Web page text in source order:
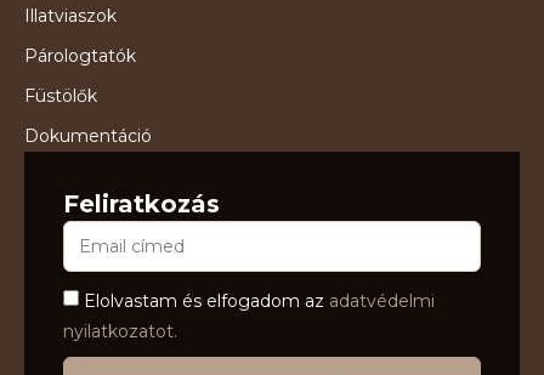
Illatviaszok
Párologtatók
Füstölők
Dokumentáció
Feliratkozás
Elolvastam és elfogadom az adatvédelmi
nyilatkozatot.